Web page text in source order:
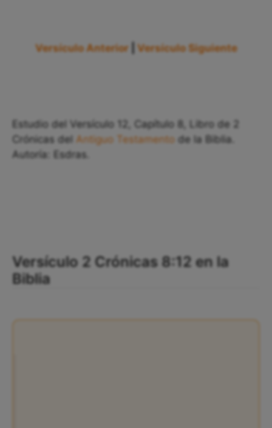
Versículo Anterior Versículo Siguiente
Estudio del Versículo 12, Capítulo 8, Libro de 2
Crónicas del Antiguo Testamento de la Biblia.
Autoría: Esdras.
Versículo 2 Crónicas 8:12 en la
Biblia